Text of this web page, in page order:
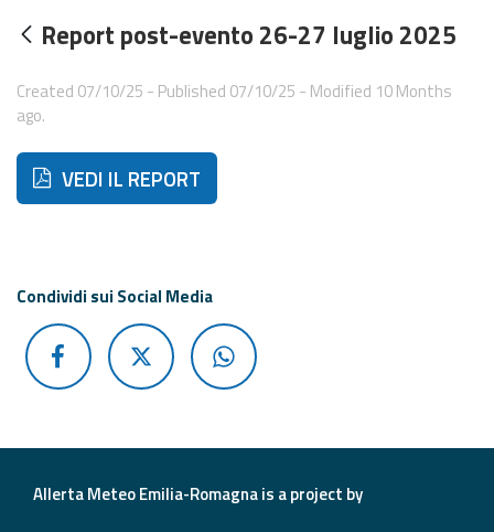
Forecasts and
Observational
Operational
Tools
Updates
Report post-evento 26-27 luglio 2025
Created 07/10/25 - Published 07/10/25 - Modified 10 Months
ago.
Di seguito ulteriori risorse e strumenti utili correlati a
VEDI IL REPORT
Condividi sui Social Media
Allerta Meteo Emilia-Romagna is a project by